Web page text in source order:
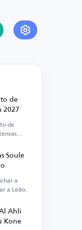
de
2027
de
Soulé
a
a Leão.
Ahli
Kone